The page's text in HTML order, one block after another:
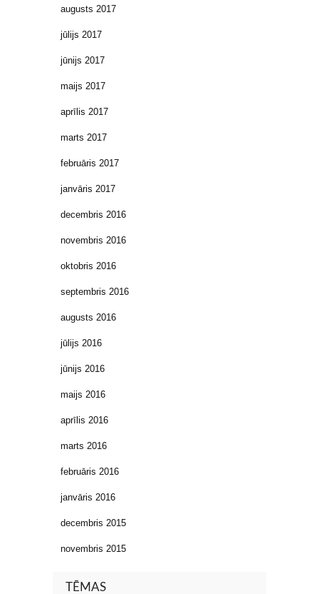
augusts 2017
jūlijs 2017
jūnijs 2017
maijs 2017
aprīlis 2017
marts 2017
februāris 2017
janvāris 2017
decembris 2016
novembris 2016
oktobris 2016
septembris 2016
augusts 2016
jūlijs 2016
jūnijs 2016
maijs 2016
aprīlis 2016
marts 2016
februāris 2016
janvāris 2016
decembris 2015
novembris 2015
TĒMAS